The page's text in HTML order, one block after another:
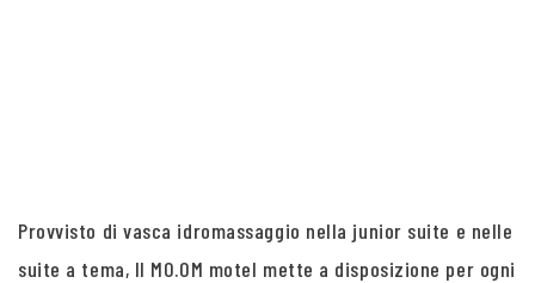
Provvisto di vasca idromassaggio nella junior suite e nelle
suite a tema, Il MO.OM motel mette a disposizione per ogni